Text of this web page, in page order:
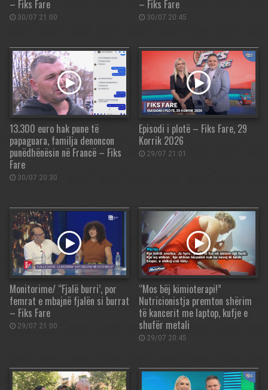
– Fiks Fare
30/07 21:00
– Fiks Fare
30/07 20:45
13.300 euro hak pune të
papaguara, familja denoncon
punëdhënësin në Francë – Fiks
Fare
30/07 20:30
Episodi i plotë – Fiks Fare, 29
Korrik 2026
29/07 21:01
Monitorime/ “Fjalë burri’, por
femrat e mbajnë fjalën si burrat
– Fiks Fare
29/07 21:00
“Mos bëj kimioterapi!”
Nutricionistja premton shërim
të kancerit me laptop, kufje e
shufër metali
29/07 20:45